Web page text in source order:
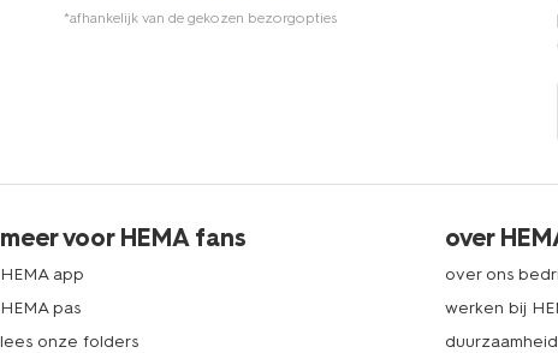
*afhankelijk van de gekozen bezorgopties
meer voor HEMA fans
HEMA app
HEMA pas
lees onze folders
over
over ons
werken bij
duurzaamheid